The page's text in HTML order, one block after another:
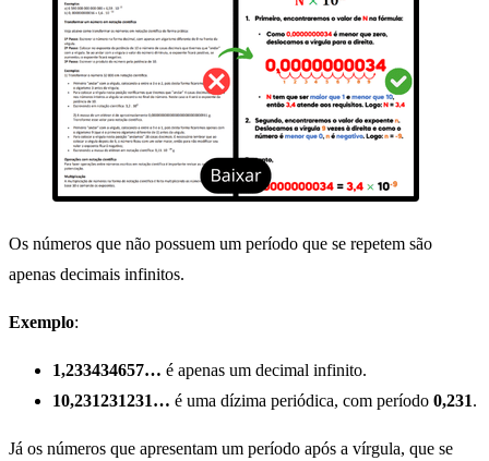
Os números que não possuem um período que se repetem são
apenas decimais infinitos.
Exemplo:
1,233434657… é apenas um decimal infinito.
10,231231231… é uma dízima periódica, com período 0,231.
Já os números que apresentam um período após a vírgula, que se